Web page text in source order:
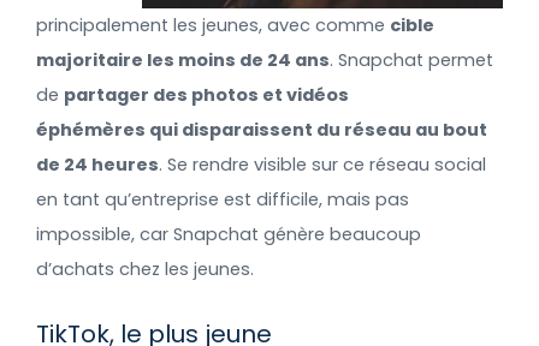
principalement les jeunes, avec comme cible
majoritaire les moins de 24 ans. Snapchat permet
de partager des photos et vidéos
éphémères qui disparaissent du réseau au bout
de 24 heures. Se rendre visible sur ce réseau social
en tant qu’entreprise est difficile, mais pas
impossible, car Snapchat génère beaucoup
d’achats chez les jeunes.
TikTok, le plus jeune